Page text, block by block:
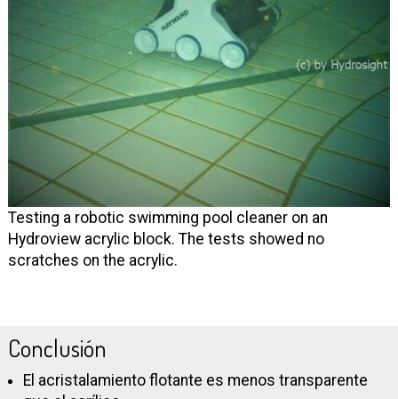
Testing a robotic swimming pool cleaner on an
Hydroview acrylic block. The tests showed no
scratches on the acrylic.
Conclusión
El acristalamiento flotante es menos transparente